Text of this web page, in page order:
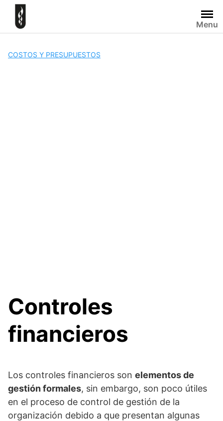
Skip
content
Menu
COSTOS Y PRESUPUESTOS
Controles
financieros
Los controles financieros son elementos de
gestión formales, sin embargo, son poco útiles
en el proceso de control de gestión de la
organización debido a que presentan algunas